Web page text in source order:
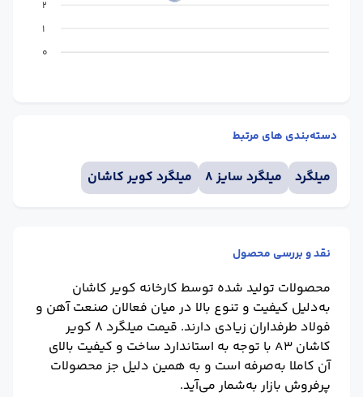
2
1
0
دسته‌بندی های مرتبط
میلگرد میلگرد سایز 8 میلگرد کویر کاشان
نقد و بررسی محصول
محصولات تولید شده توسط کارخانه کویر کاشان
به‌دلیل کیفیت و تنوع بالا در میان فعالان صنعت آهن و
فولاد طرفداران زیادی دارند.
قیمت میلگرد 8 کویر
کاشان A3
با توجه به استاندارد ساخت و کیفیت بالای
آن کاملا به‌صرفه است و به همین دلیل جز محصولات
پرفروش بازار به‌شمار می‌آید.